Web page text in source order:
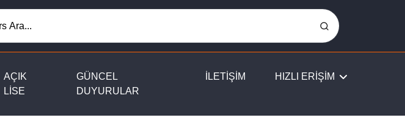
AÇIK
LİSE
GÜNCEL
DUYURULAR
İLETİŞİM HIZLI ERİŞİM